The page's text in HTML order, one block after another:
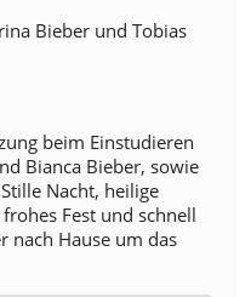
Bieber und Tobias
beim Einstudieren
Bianca Bieber, sowie
Nacht, heilige
Fest und schnell
nach Hause um das